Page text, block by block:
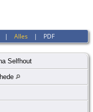
|Alles | PDF
Selfhout